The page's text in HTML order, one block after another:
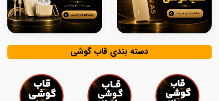
دسته بندی قاب گوشی